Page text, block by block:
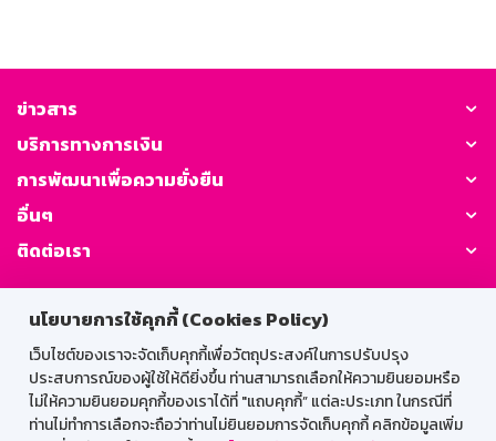
นโยบายการใช้คุกกี้ (Cookies Policy)
เว็บไซต์ของเราจะจัดเก็บคุกกี้เพื่อวัตถุประสงค์ในการปรับปรุง
ประสบการณ์ของผู้ใช้ให้ดียิ่งขึ้น ท่านสามารถเลือกให้ความยินยอมหรือ
ไม่ให้ความยินยอมคุกกี้ของเราได้ที่ "แถบคุกกี้” แต่ละประเภท ในกรณีที่
ท่านไม่ทำการเลือกจะถือว่าท่านไม่ยินยอมการจัดเก็บคุกกี้ คลิกข้อมูลเพิ่ม
ข่าวสาร
บริการทางการเงิน
การพัฒนาเพื่อความยั่งยืน
อื่นๆ
ติดต่อเรา
GSB Society:
สำหรับพนักงาน